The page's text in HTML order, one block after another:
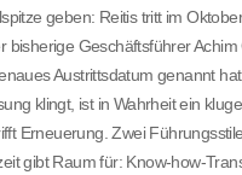
geben: Reitis tritt im
bisherige Geschäftsführer
Austrittsdatum genannt
klingt, ist in Wahrheit ein
Erneuerung. Zwei
gibt Raum für: Know-how-